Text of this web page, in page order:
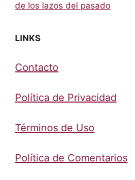
de los lazos del pasado
LINKS
Contacto
Política de Privacidad
Términos de Uso
Política de Comentarios